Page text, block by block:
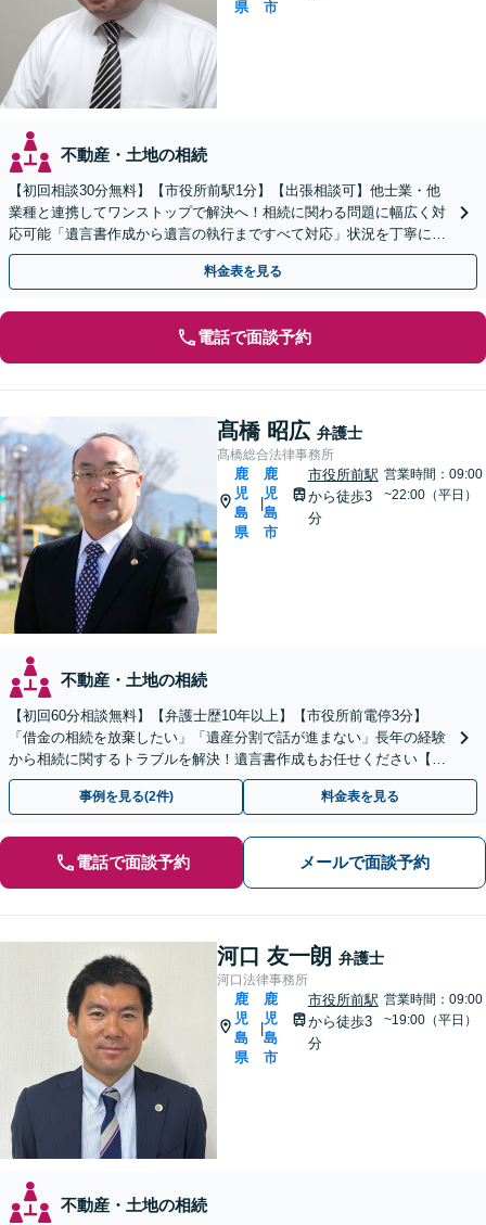
県
市
不動産・土地の相続
【初回相談30分無料】【市役所前駅1分】【出張相談可】他士業・他
業種と連携してワンストップで解決へ！相続に関わる問題に幅広く対
応可能「遺言書作成から遺言の執行まですべて対応」状況を丁寧にヒ
アリングしたうえで、最適な解決策をご提案いたします
料金表を見る
電話で面談予約
髙橋 昭広 弁護士
髙橋総合法律事務所
鹿
児
島
県
|
鹿
児
島
市
市役所前駅
から徒歩3
分
営業時間：09:00
~22:00（平日）
不動産・土地の相続
【初回60分相談無料】【弁護士歴10年以上】【市役所前電停3分】
「借金の相続を放棄したい」「遺産分割で話が進まない」長年の経験
から相続に関するトラブルを解決！遺言書作成もお任せください【出
張遺言書作成サービス有り】
事例を見る(2件) 料金表を見る
電話で面談予約 メールで面談予約
河口 友一朗 弁護士
河口法律事務所
鹿
児
島
県
|
鹿
児
島
市
市役所前駅
から徒歩3
分
営業時間：09:00
~19:00（平日）
不動産・土地の相続